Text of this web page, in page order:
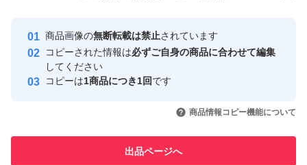
バラ売りは考えておりません。
値下げコメントはお控え下さいますようお願い致します。
安心取引出品者
心・安全なユーザーです
取引実績
引を完了させた実績があります
での取引実績があります
商品画像の無断転載は禁止されています
コピーされた情報は必ずご自身の商品に合わせて編集
してください
コピーは1商品につき1回です
商品情報コピー機能について
出品ページへ